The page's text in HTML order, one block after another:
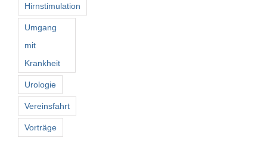
Hirnstimulation
Umgang
mit
Krankheit
Urologie
Vereinsfahrt
Vorträge